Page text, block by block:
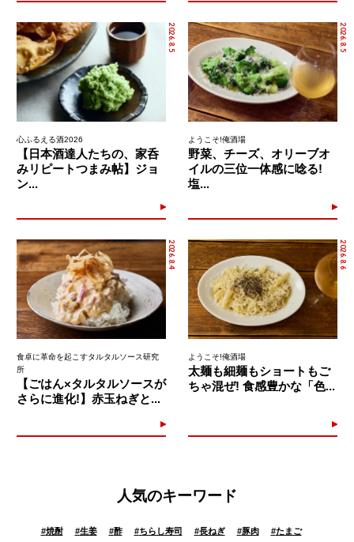
2026.8.5
心ふるえる酒2026
【日本酒達人たちの、家呑
みリピートつまみ帖】ジョ
ン...
2026.8.5
ようこそ!俺酒場
野菜、チーズ、オリーブオ
イルの三位一体感に唸る!
塩...
2026.8.4
食卓に革命を起こすタルタルソース研究
所
【ごはん×タルタルソースが
さらに進化!】赤玉ねぎと...
2026.8.6
ようこそ!俺酒場
太麺も細麺もショートもご
ちゃ混ぜ! 食感豊かな「色...
人気のキーワード
#焼酎 #生姜 #酢 #ちらし寿司 #長ねぎ #豚肉 #たまご